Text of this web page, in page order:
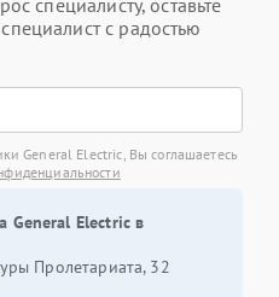
специалисту, оставьте
с радостью
General Electric, Вы соглашаетесь
General Electric в
Пролетариата, 32